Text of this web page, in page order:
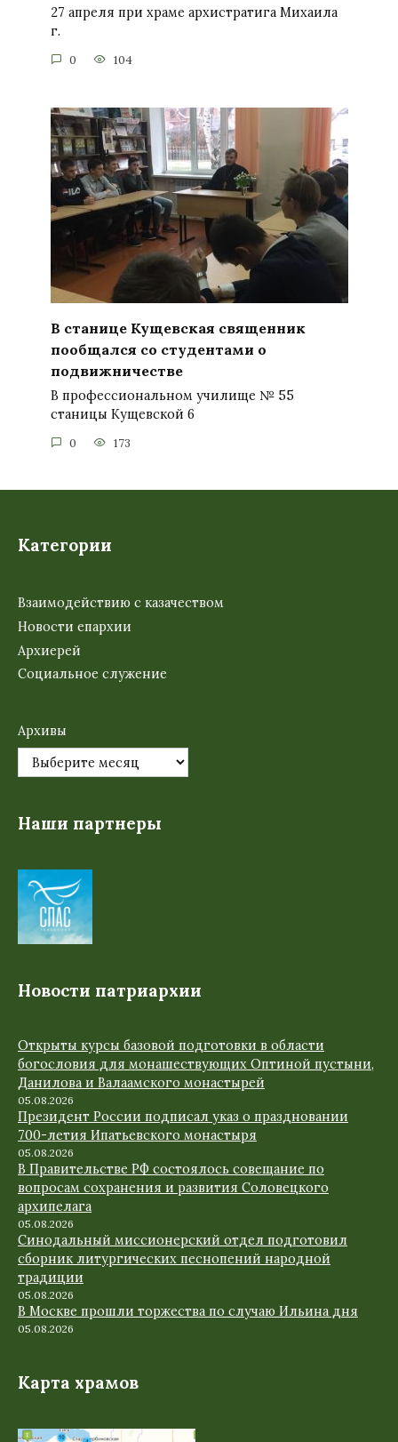
27 апреля при храме архистратига Михаила
г.
0 104
В станице Кущевская священник
пообщался со студентами о
подвижничестве
В профессиональном училище № 55
станицы Кущевской 6
0 173
Категории
Взаимодействию с казачеством
Новости епархии
Архиерей
Социальное служение
Архивы
Наши партнеры
Новости патриархии
Открыты курсы базовой подготовки в области
богословия для монашествующих Оптиной пустыни,
Данилова и Валаамского монастырей
05.08.2026
Президент России подписал указ о праздновании
700-летия Ипатьевского монастыря
05.08.2026
В Правительстве РФ состоялось совещание по
вопросам сохранения и развития Соловецкого
архипелага
05.08.2026
Синодальный миссионерский отдел подготовил
сборник литургических песнопений народной
традиции
05.08.2026
В Москве прошли торжества по случаю Ильина дня
05.08.2026
Карта храмов